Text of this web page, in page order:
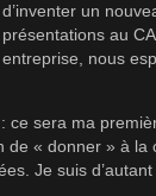
d’inventer un
présentations au
entreprise, nous
ce sera ma
« donner » à la
Je suis